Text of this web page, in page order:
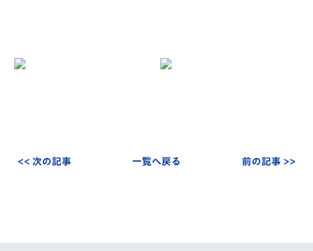
<< 次の記事 一覧へ戻る 前の記事 >>